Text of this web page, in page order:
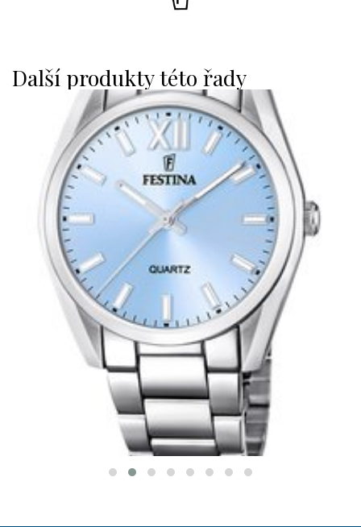
Další produkty této řady
FESTINA 20622/3
BOYFRIEND COLLECTION
SKLADEM